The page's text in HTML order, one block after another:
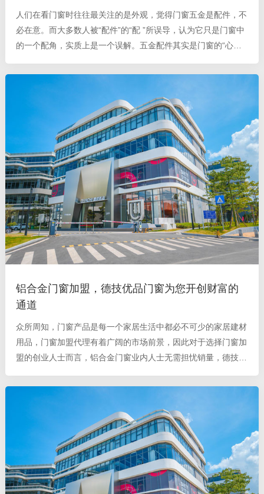
人们在看门窗时往往最关注的是外观，觉得门窗五金是配件，不
必在意。而大多数人被“配件”的“配 ”所误导，认为它只是门窗中
的一个配角，实质上是一个误解。五金配件其实是门窗的“心
会直接影响到我们
铝合金门窗加盟，德技优品门窗为您开创财富的
通道
众所周知，门窗产品是每一个家居生活中都必不可少的家居建材
用品，门窗加盟代理有着广阔的市场前景，因此对于选择门窗加
盟的创业人士而言，铝合金门窗业内人士无需担忧销量，德技优
可助门窗加盟商无需担